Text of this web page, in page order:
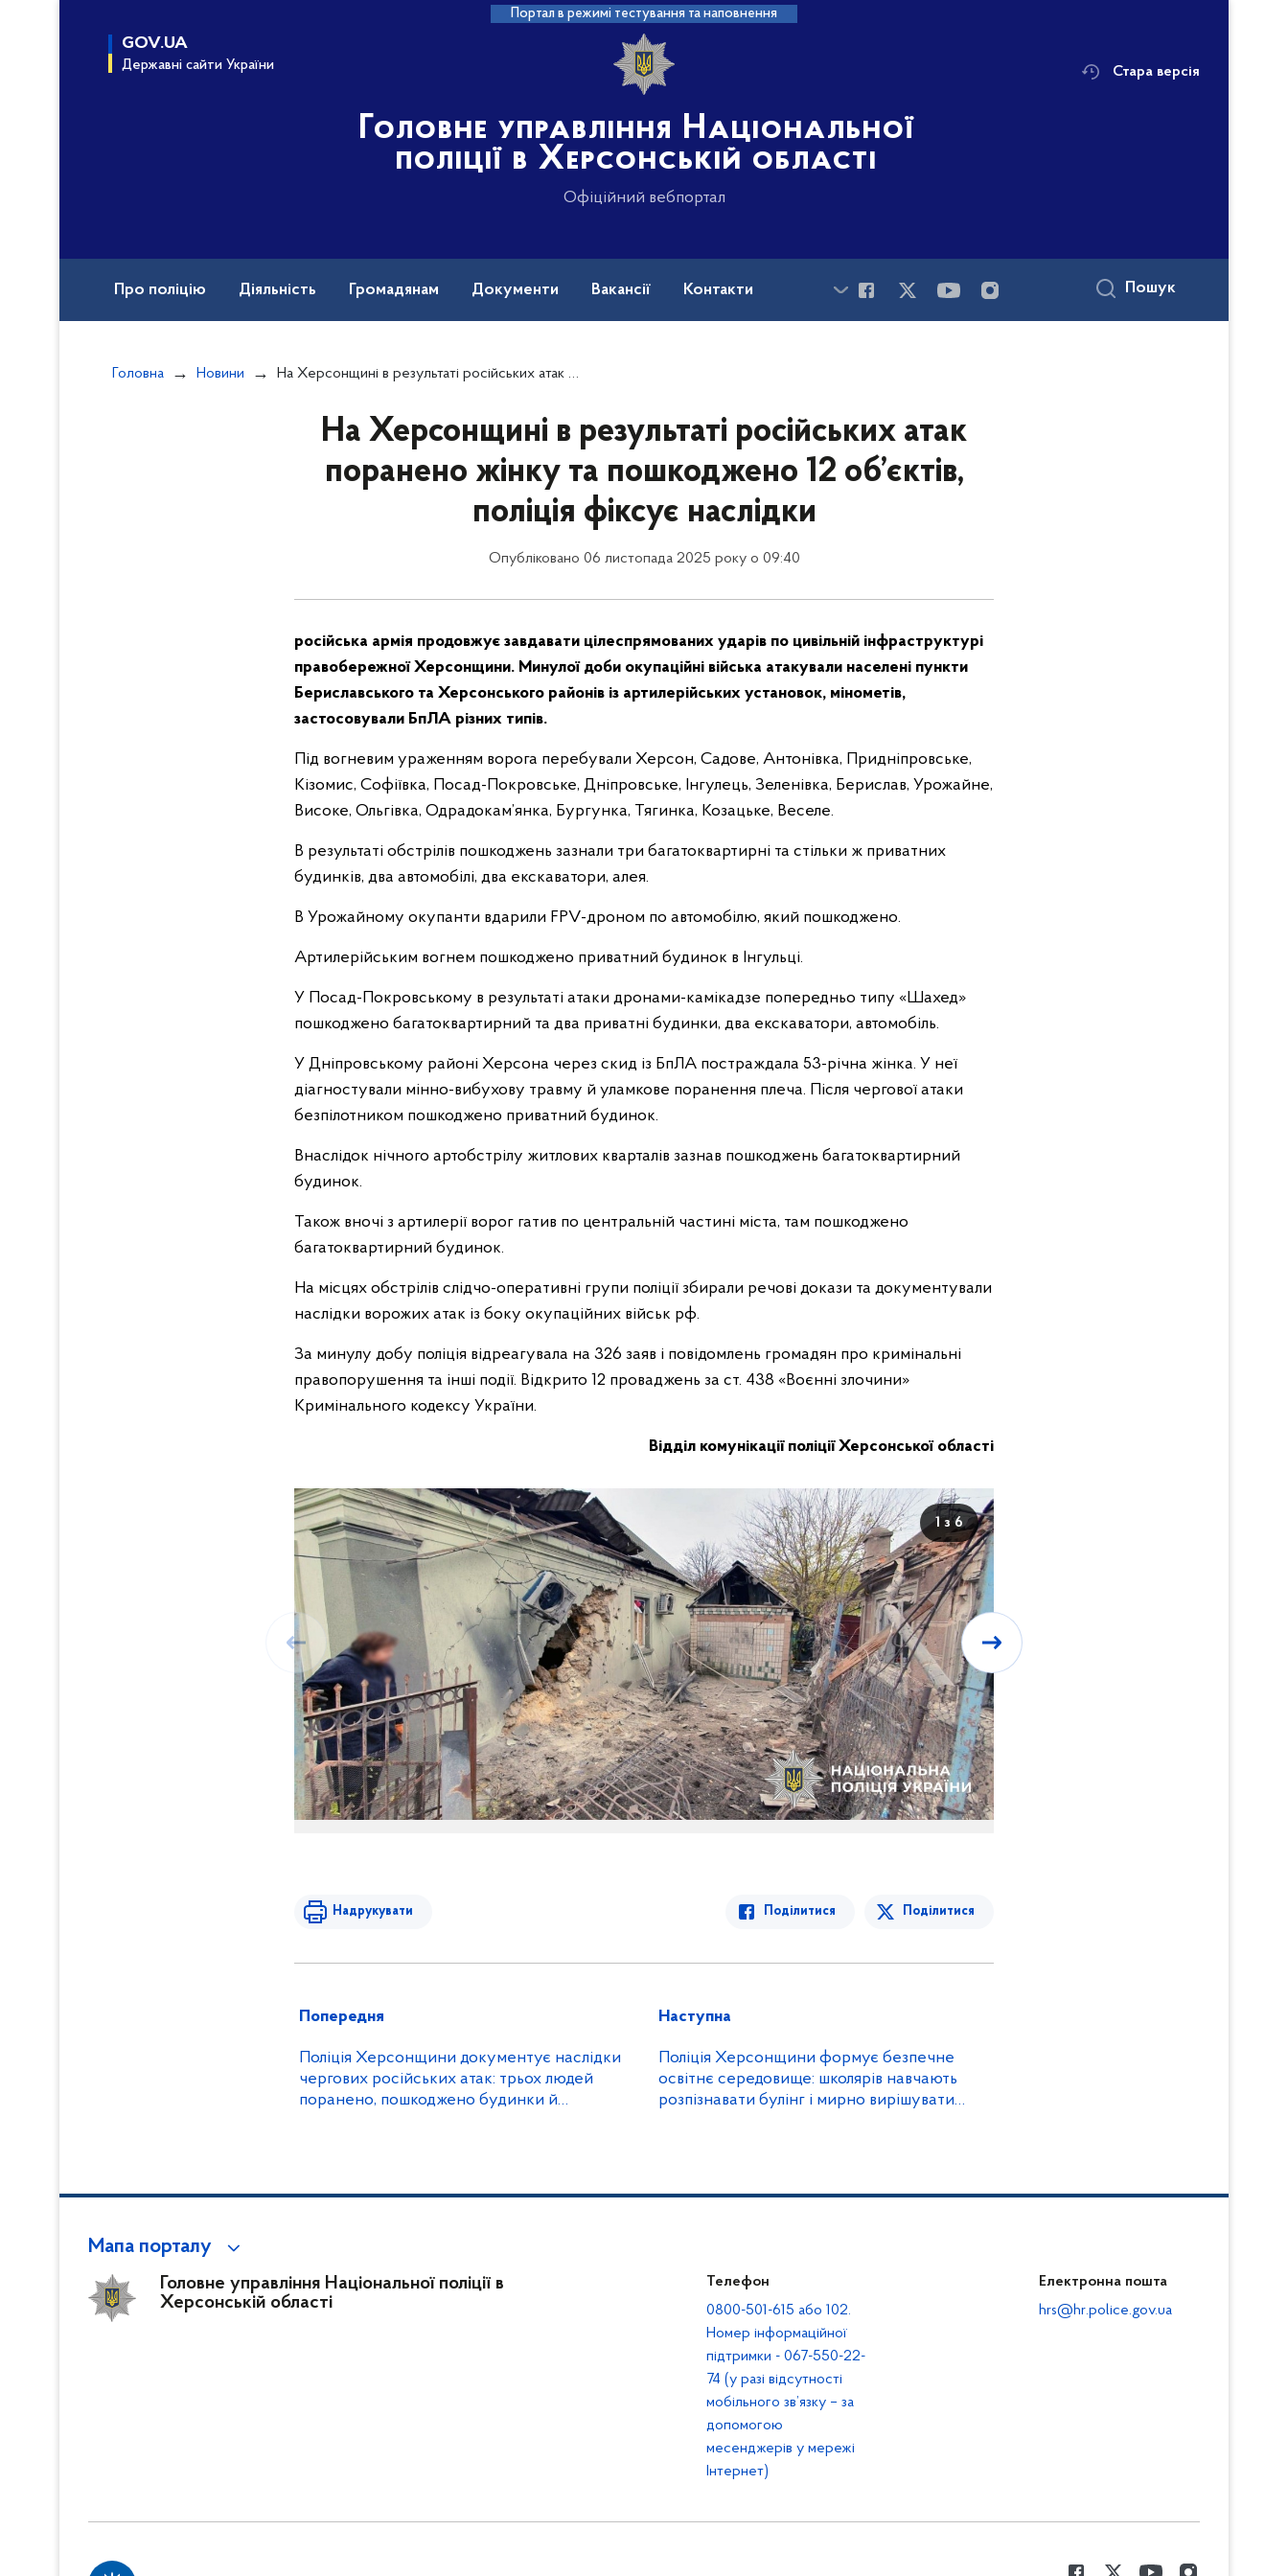
Портал в режимі тестування та наповнення
GOV.UA
Державні сайти України
Головне управління Національної
поліції в Херсонській області
Офіційний вебпортал
Стара версія
Про поліцію Діяльність Громадянам Документи Вакансії Контакти Пошук
Головна Новини На Херсонщині в результаті російських атак поранено жінку та пошкоджено 12 об’єктів, поліція фіксує наслідки
На Херсонщині в результаті російських атак
поранено жінку та пошкоджено 12 об’єктів,
поліція фіксує наслідки
Опубліковано 06 листопада 2025 року о 09:40
російська армія продовжує завдавати цілеспрямованих ударів по цивільній інфраструктурі
правобережної Херсонщини. Минулої доби окупаційні війська атакували населені пункти
Бериславського та Херсонського районів із артилерійських установок, мінометів,
застосовували БпЛА різних типів.
Під вогневим ураженням ворога перебували Херсон, Садове, Антонівка, Придніпровське,
Кізомис, Софіївка, Посад-Покровське, Дніпровське, Інгулець, Зеленівка, Берислав, Урожайне,
Високе, Ольгівка, Одрадокам’янка, Бургунка, Тягинка, Козацьке, Веселе.
В результаті обстрілів пошкоджень зазнали три багатоквартирні та стільки ж приватних
будинків, два автомобілі, два екскаватори, алея.
В Урожайному окупанти вдарили FPV-дроном по автомобілю, який пошкоджено.
Артилерійським вогнем пошкоджено приватний будинок в Інгульці.
У Посад-Покровському в результаті атаки дронами-камікадзе попередньо типу «Шахед»
пошкоджено багатоквартирний та два приватні будинки, два екскаватори, автомобіль.
У Дніпровському районі Херсона через скид із БпЛА постраждала 53-річна жінка. У неї
діагностували мінно-вибухову травму й уламкове поранення плеча. Після чергової атаки
безпілотником пошкоджено приватний будинок.
Внаслідок нічного артобстрілу житлових кварталів зазнав пошкоджень багатоквартирний
будинок.
Також вночі з артилерії ворог гатив по центральній частині міста, там пошкоджено
багатоквартирний будинок.
На місцях обстрілів слідчо-оперативні групи поліції збирали речові докази та документували
наслідки ворожих атак із боку окупаційних військ рф.
За минулу добу поліція відреагувала на 326 заяв і повідомлень громадян про кримінальні
правопорушення та інші події. Відкрито 12 проваджень за ст. 438 «Воєнні злочини»
Кримінального кодексу України.
Відділ комунікації поліції Херсонської області
1 з 6
Надрукувати Поділитися Поділитися
Попередня
Поліція Херсонщини документує наслідки
чергових російських атак: трьох людей
поранено, пошкоджено будинки й
Наступна
Поліція Херсонщини формує безпечне
освітнє середовище: школярів навчають
розпізнавати булінг і мирно вирішувати
Мапа порталу
Головне управління Національної поліції в
Херсонській області
Телефон
0800-501-615 або 102.
Номер інформаційної
підтримки - 067-550-22-
74 (у разі відсутності
мобільного зв’язку – за
допомогою
месенджерів у мережі
Інтернет)
Електронна пошта
hrs@hr.police.gov.ua